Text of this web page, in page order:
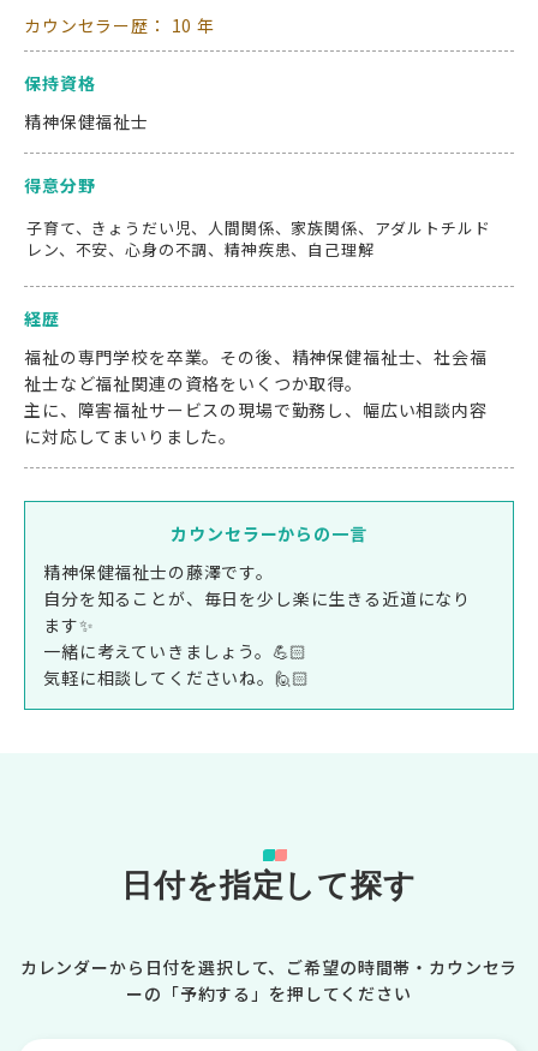
カウンセラー歴： 10 年
保持資格
精神保健福祉士
得意分野
子育て、きょうだい児、人間関係、家族関係、アダルトチルド
レン、不安、心身の不調、精神疾患、自己理解
経歴
福祉の専門学校を卒業。その後、精神保健福祉士、社会福
祉士など福祉関連の資格をいくつか取得。
主に、障害福祉サービスの現場で勤務し、幅広い相談内容
に対応してまいりました。
カウンセラーからの一言
精神保健福祉士の藤澤です。
自分を知ることが、毎日を少し楽に生きる近道になり
ます✨
一緒に考えていきましょう。💪🏻
気軽に相談してくださいね。🙋🏻
日付を指定して探す
カレンダーから日付を選択して、ご希望の時間帯・カウンセラ
ーの「予約する」を押してください